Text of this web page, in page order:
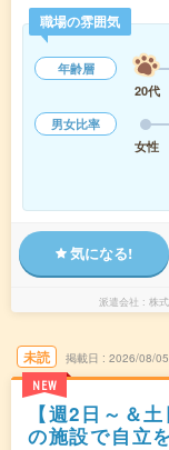
職場の雰囲気
年齢層
20代
男女比率
女性
気になる!
派遣会社 株
未読
NEW
掲載日 2026/08/05
【週2日～＆
の施設で自立